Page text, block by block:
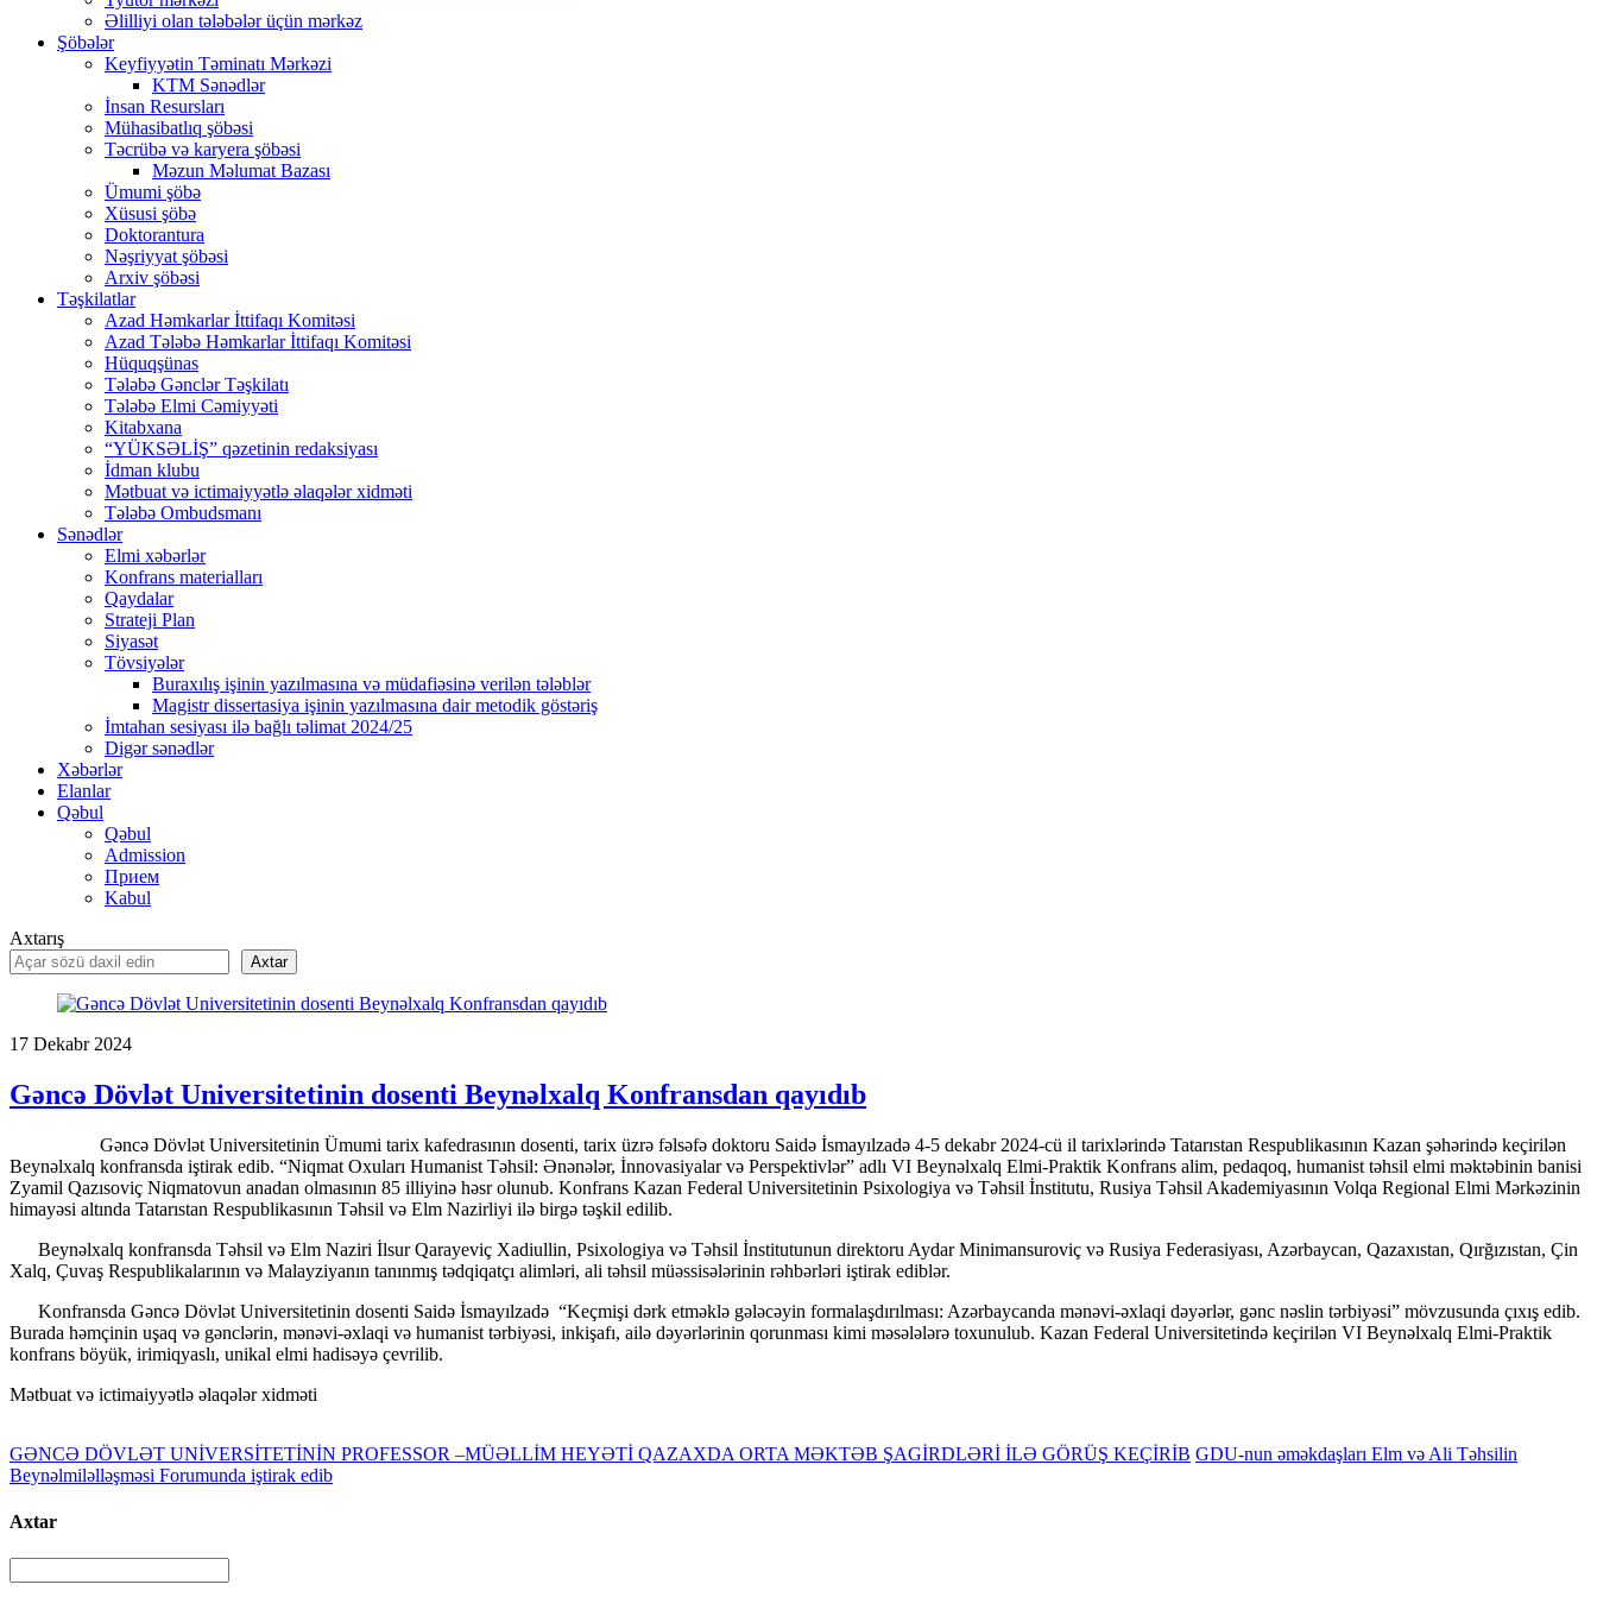
Əlilliyi olan tələbələr üçün mərkəz
Şöbələr
Keyfiyyətin Təminatı Mərkəzi
KTM Sənədlər
İnsan Resursları
Mühasibatlıq şöbəsi
Təcrübə və karyera şöbəsi
Məzun Məlumat Bazası
Ümumi şöbə
Xüsusi şöbə
Doktorantura
Nəşriyyat şöbəsi
Arxiv şöbəsi
Təşkilatlar
Azad Həmkarlar İttifaqı Komitəsi
Azad Tələbə Həmkarlar İttifaqı Komitəsi
Hüquqşünas
Tələbə Gənclər Təşkilatı
Tələbə Elmi Cəmiyyəti
Kitabxana
“YÜKSƏLİŞ” qəzetinin redaksiyası
İdman klubu
Mətbuat və ictimaiyyətlə əlaqələr xidməti
Tələbə Ombudsmanı
Sənədlər
Elmi xəbərlər
Konfrans materialları
Qaydalar
Strateji Plan
Siyasət
Tövsiyələr
Buraxılış işinin yazılmasına və müdafiəsinə verilən tələblər
Magistr dissertasiya işinin yazılmasına dair metodik göstəriş
İmtahan sesiyası ilə bağlı təlimat 2024/25
Digər sənədlər
Xəbərlər
Elanlar
Qəbul
Qəbul
Admission
Прием
Kabul
Axtarış
Axtar
17 Dekabr 2024
Gəncə Dövlət Universitetinin dosenti Beynəlxalq Konfransdan qayıdıb
Gəncə Dövlət Universitetinin Ümumi tarix kafedrasının dosenti, tarix üzrə fəlsəfə doktoru Saidə İsmayılzadə 4-5 dekabr 2024-cü il tarixlərində Tatarıstan Respublikasının Kazan şəhərində keçirilən
Beynəlxalq konfransda iştirak edib. “Niqmat Oxuları Humanist Təhsil: Ənənələr, İnnovasiyalar və Perspektivlər” adlı VI Beynəlxalq Elmi-Praktik Konfrans alim, pedaqoq, humanist təhsil elmi məktəbinin banisi
Zyamil Qazısoviç Niqmatovun anadan olmasının 85 illiyinə həsr olunub. Konfrans Kazan Federal Universitetinin Psixologiya və Təhsil İnstitutu, Rusiya Təhsil Akademiyasının Volqa Regional Elmi Mərkəzinin
himayəsi altında Tatarıstan Respublikasının Təhsil və Elm Nazirliyi ilə birgə təşkil edilib.
Beynəlxalq konfransda Təhsil və Elm Naziri İlsur Qarayeviç Xadiullin, Psixologiya və Təhsil İnstitutunun direktoru Aydar Minimansuroviç və Rusiya Federasiyası, Azərbaycan, Qazaxıstan, Qırğızıstan, Çin
Xalq, Çuvaş Respublikalarının və Malayziyanın tanınmış tədqiqatçı alimləri, ali təhsil müəssisələrinin rəhbərləri iştirak ediblər.
Konfransda Gəncə Dövlət Universitetinin dosenti Saidə İsmayılzadə “Keçmişi dərk etməklə gələcəyin formalaşdırılması: Azərbaycanda mənəvi-əxlaqi dəyərlər, gənc nəslin tərbiyəsi” mövzusunda çıxış edib.
Burada həmçinin uşaq və gənclərin, mənəvi-əxlaqi və humanist tərbiyəsi, inkişafı, ailə dəyərlərinin qorunması kimi məsələlərə toxunulub. Kazan Federal Universitetində keçirilən VI Beynəlxalq Elmi-Praktik
konfrans böyük, irimiqyaslı, unikal elmi hadisəyə çevrilib.
Mətbuat və ictimaiyyətlə əlaqələr xidməti
GƏNCƏ DÖVLƏT UNİVERSİTETİNİN PROFESSOR –MÜƏLLİM HEYƏTİ QAZAXDA ORTA MƏKTƏB ŞAGİRDLƏRİ İLƏ GÖRÜŞ KEÇİRİB GDU-nun əməkdaşları Elm və Ali Təhsilin
Beynəlmiləlləşməsi Forumunda iştirak edib
Axtar